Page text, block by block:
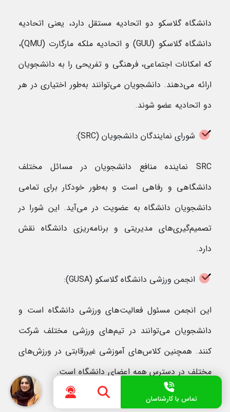
دانشگاه گلاسکو دو اتحادیه مستقل دارد، یعنی اتحادیه
دانشگاه گلاسکو (GUU) و اتحادیه ملکه مارگارت (QMU)،
که امکانات اجتماعی، فرهنگی و تفریحی را به دانشجویان
ارائه می‌دهند. دانشجویان می‌توانند به‌طور اختیاری در هر
دو اتحادیه عضو شوند.
شورای نمایندگان دانشجویان (SRC):
SRC نماینده منافع دانشجویان در مسائل مختلف
دانشگاهی و رفاهی است و به‌طور خودکار برای تمامی
دانشجویان دانشگاه به عضویت در می‌آید. این شورا در
تصمیم‌گیری‌های مدیریتی و برنامه‌ریزی دانشگاه نقش
دارد.
انجمن ورزشی دانشگاه گلاسکو (GUSA):
این انجمن مسئول فعالیت‌های ورزشی دانشگاه است و
دانشجویان می‌توانند در تیم‌های ورزشی مختلف شرکت
کنند. همچنین کلاس‌های آموزشی غیررقابتی در ورزش‌های
مختلف در دسترس همه اعضای دانشگاه است.
انجمن دانشجویان بالغ:
تماس با کارشناسان